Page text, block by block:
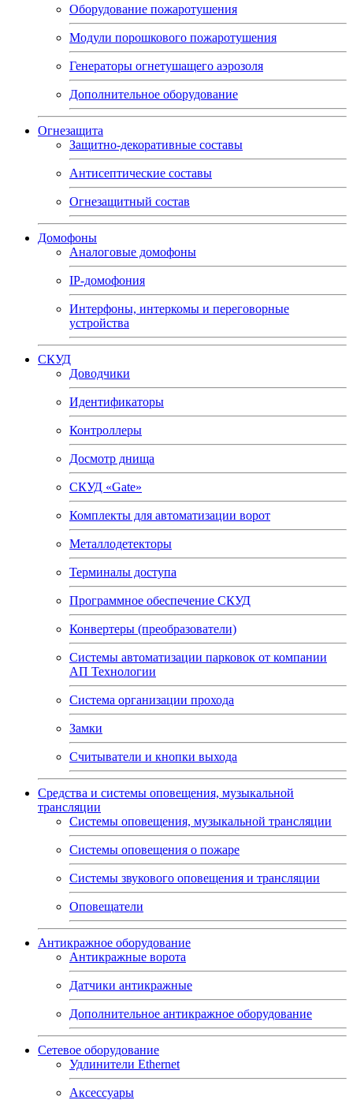
Оборудование пожаротушения
Модули порошкового пожаротушения
Генераторы огнетушащего аэрозоля
Дополнительное оборудование
Огнезащита
Защитно-декоративные составы
Антисептические составы
Огнезащитный состав
Домофоны
Аналоговые домофоны
IP-домофония
Интерфоны, интеркомы и переговорные
устройства
СКУД
Доводчики
Идентификаторы
Контроллеры
Досмотр днища
СКУД «Gate»
Комплекты для автоматизации ворот
Металлодетекторы
Терминалы доступа
Программное обеспечение СКУД
Конвертеры (преобразователи)
Системы автоматизации парковок от компании
АП Технологии
Система организации прохода
Замки
Считыватели и кнопки выхода
Средства и системы оповещения, музыкальной
трансляции
Системы оповещения, музыкальной трансляции
Системы оповещения о пожаре
Системы звукового оповещения и трансляции
Оповещатели
Антикражное оборудование
Антикражные ворота
Датчики антикражные
Дополнительное антикражное оборудование
Сетевое оборудование
Удлинители Ethernet
Аксессуары